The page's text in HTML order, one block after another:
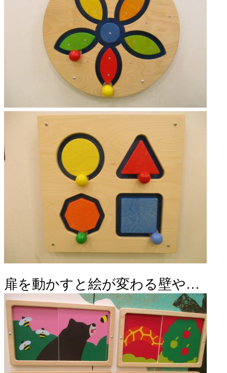
扉を動かすと絵が変わる壁や…